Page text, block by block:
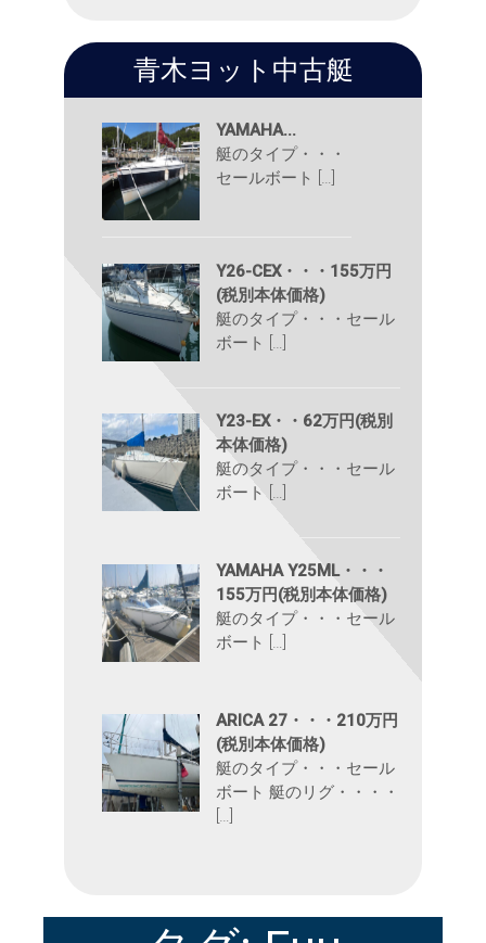
青木ヨット中古艇
YAMAHA...
艇のタイプ・・・
セールボート […]
Y26-CEX・・・155万円
(税別本体価格)
艇のタイプ・・・セール
ボート […]
Y23-EX・・62万円(税別
本体価格)
艇のタイプ・・・セール
ボート […]
YAMAHA Y25ML・・・
155万円(税別本体価格)
艇のタイプ・・・セール
ボート […]
ARICA 27・・・210万円
(税別本体価格)
艇のタイプ・・・セール
ボート 艇のリグ・・・・
[…]